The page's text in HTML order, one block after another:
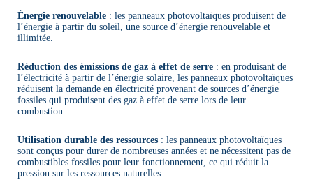
Énergie renouvelable : les panneaux photovoltaïques produisent de
l’énergie à partir du soleil, une source d’énergie renouvelable et
illimitée.
Réduction des émissions de gaz à effet de serre : en produisant de
l’électricité à partir de l’énergie solaire, les panneaux photovoltaïques
réduisent la demande en électricité provenant de sources d’énergie
fossiles qui produisent des gaz à effet de serre lors de leur
combustion.
Utilisation durable des ressources : les panneaux photovoltaïques
sont conçus pour durer de nombreuses années et ne nécessitent pas de
combustibles fossiles pour leur fonctionnement, ce qui réduit la
pression sur les ressources naturelles.